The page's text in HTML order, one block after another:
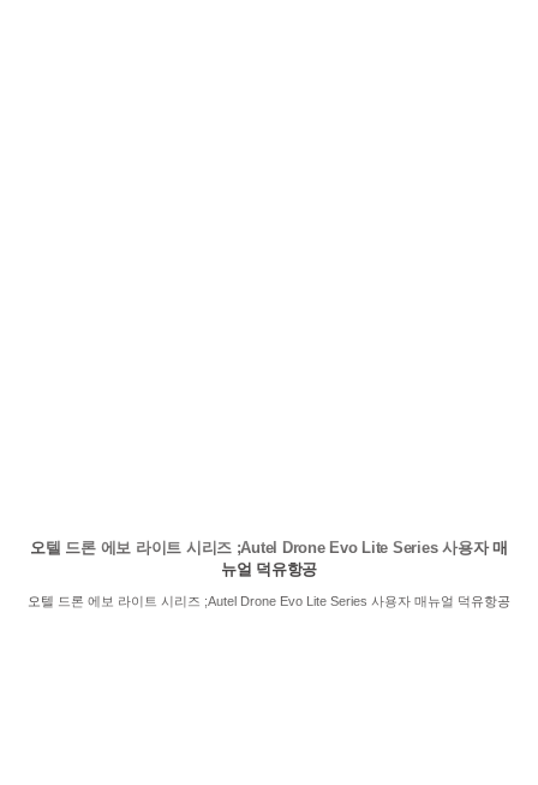
오텔 드론 에보 라이트 시리즈 ;Autel Drone Evo Lite Series 사용자 매
뉴얼 덕유항공
오텔 드론 에보 라이트 시리즈 ;Autel Drone Evo Lite Series 사용자 매뉴얼 덕유항공